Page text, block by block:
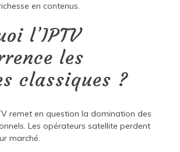
en contenus.
l’IPTV
les
classiques ?
remet en question la domination des
Les opérateurs satellite perdent
marché.